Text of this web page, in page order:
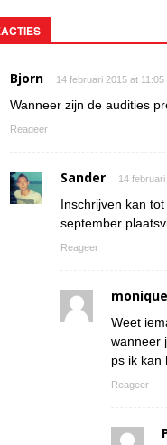
Bjorn 14 februari 2015 at 11:05
Wanneer zijn de audities
Reageer
Sander 14
Inschrijven kan
september
Reageer
monique
Weet
wanneer
ps ik kan
Reageer